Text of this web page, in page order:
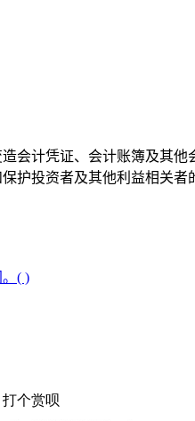
会计凭证、会计账簿及其
护投资者及其他利益相关者
( )